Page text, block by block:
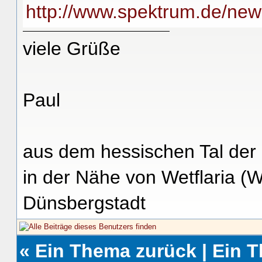
http://www.spektrum.de/
viele Grüße
Paul
aus dem hessischen Tal
in der Nähe von Wetflaria
Dünsbergstadt
« Ein Thema zurück | Ein